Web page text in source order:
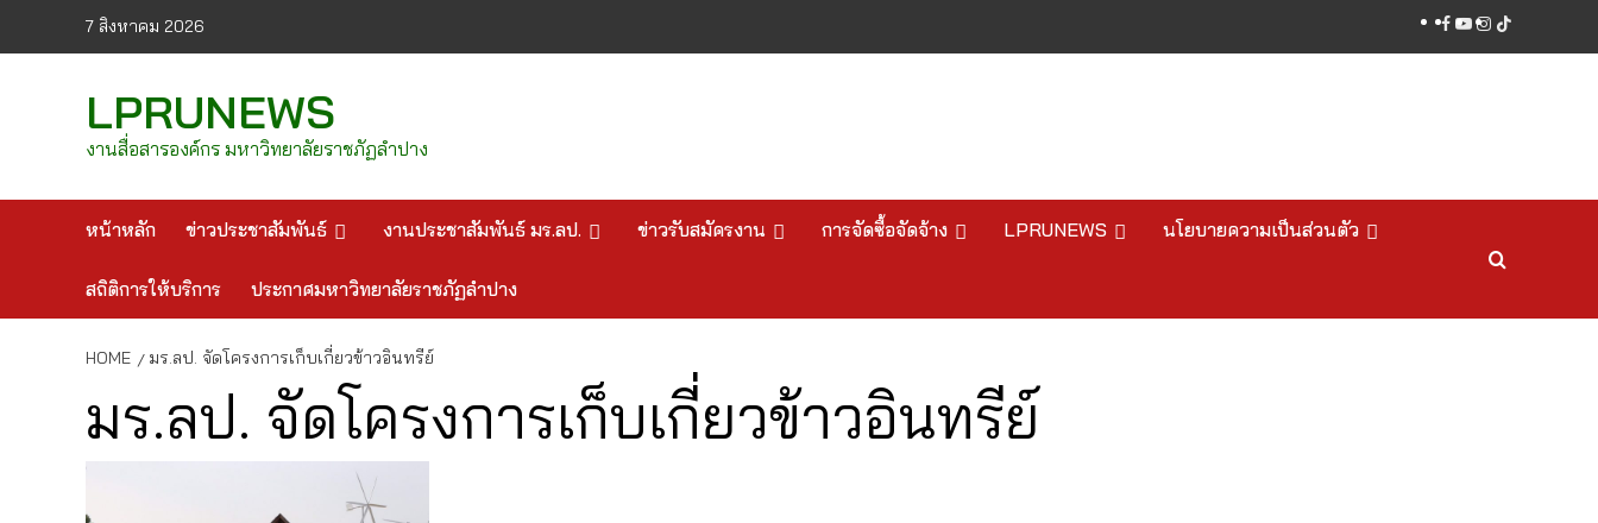
7 สิงหาคม 2026 facebook
youtube
instagram
tiktok
LPRUNEWS
งานสื่อสารองค์กร มหาวิทยาลัยราชภัฏลำปาง
หน้าหลัก ข่าวประชาสัมพันธ์ งานประชาสัมพันธ์ มร.ลป. ข่าวรับสมัครงาน การจัดซื้อจัดจ้าง LPRUNEWS นโยบายความเป็นส่วนตัว
สถิติการให้บริการ ประกาศมหาวิทยาลัยราชภัฏลำปาง
HOME มร.ลป. จัดโครงการเก็บเกี่ยวข้าวอินทรีย์
มร.ลป. จัดโครงการเก็บเกี่ยวข้าวอินทรีย์